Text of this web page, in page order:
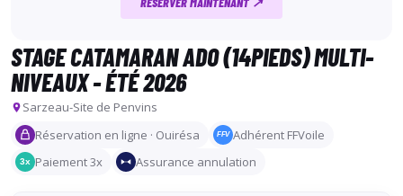
STAGE CATAMARAN ADO (14PIEDS) MULTI-
NIVEAUX - ÉTÉ 2026
Sarzeau-Site de Penvins
Réservation en ligne · Ouirésa
FFV Adhérent FFVoile
3x Paiement 3x Assurance annulation